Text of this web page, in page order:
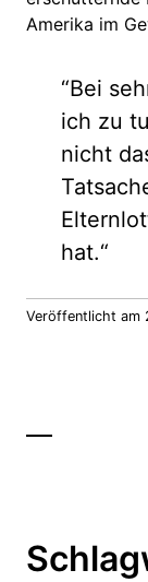
Amerika im
“Bei
ich zu
nicht
hat.“
Veröffentlicht am